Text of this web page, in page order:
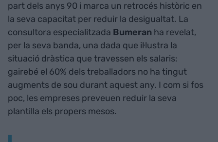
part dels anys 90 i marca un retrocés històric en
la seva capacitat per reduir la desigualtat. La
consultora especialitzada Bumeran ha revelat,
per la seva banda, una dada que il·lustra la
situació dràstica que travessen els salaris:
gairebé el 60% dels treballadors no ha tingut
augments de sou durant aquest any. I com si fos
poc, les empreses preveuen reduir la seva
plantilla els propers mesos.